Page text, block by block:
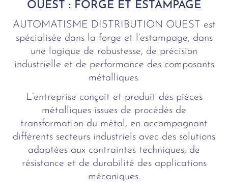
OUEST : FORGE ET ESTAMPAGE
AUTOMATISME DISTRIBUTION OUEST est
spécialisée dans la forge et l’estampage, dans
une logique de robustesse, de précision
industrielle et de performance des composants
métalliques.
L’entreprise conçoit et produit des pièces
métalliques issues de procédés de
transformation du métal, en accompagnant
différents secteurs industriels avec des solutions
adaptées aux contraintes techniques, de
résistance et de durabilité des applications
mécaniques.